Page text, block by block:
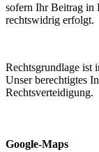
sofern Ihr Beitrag in
rechtswidrig erfolgt.
Rechtsgrundlage
Unser berechtigtes
Rechtsverteidigung.
Google-Maps